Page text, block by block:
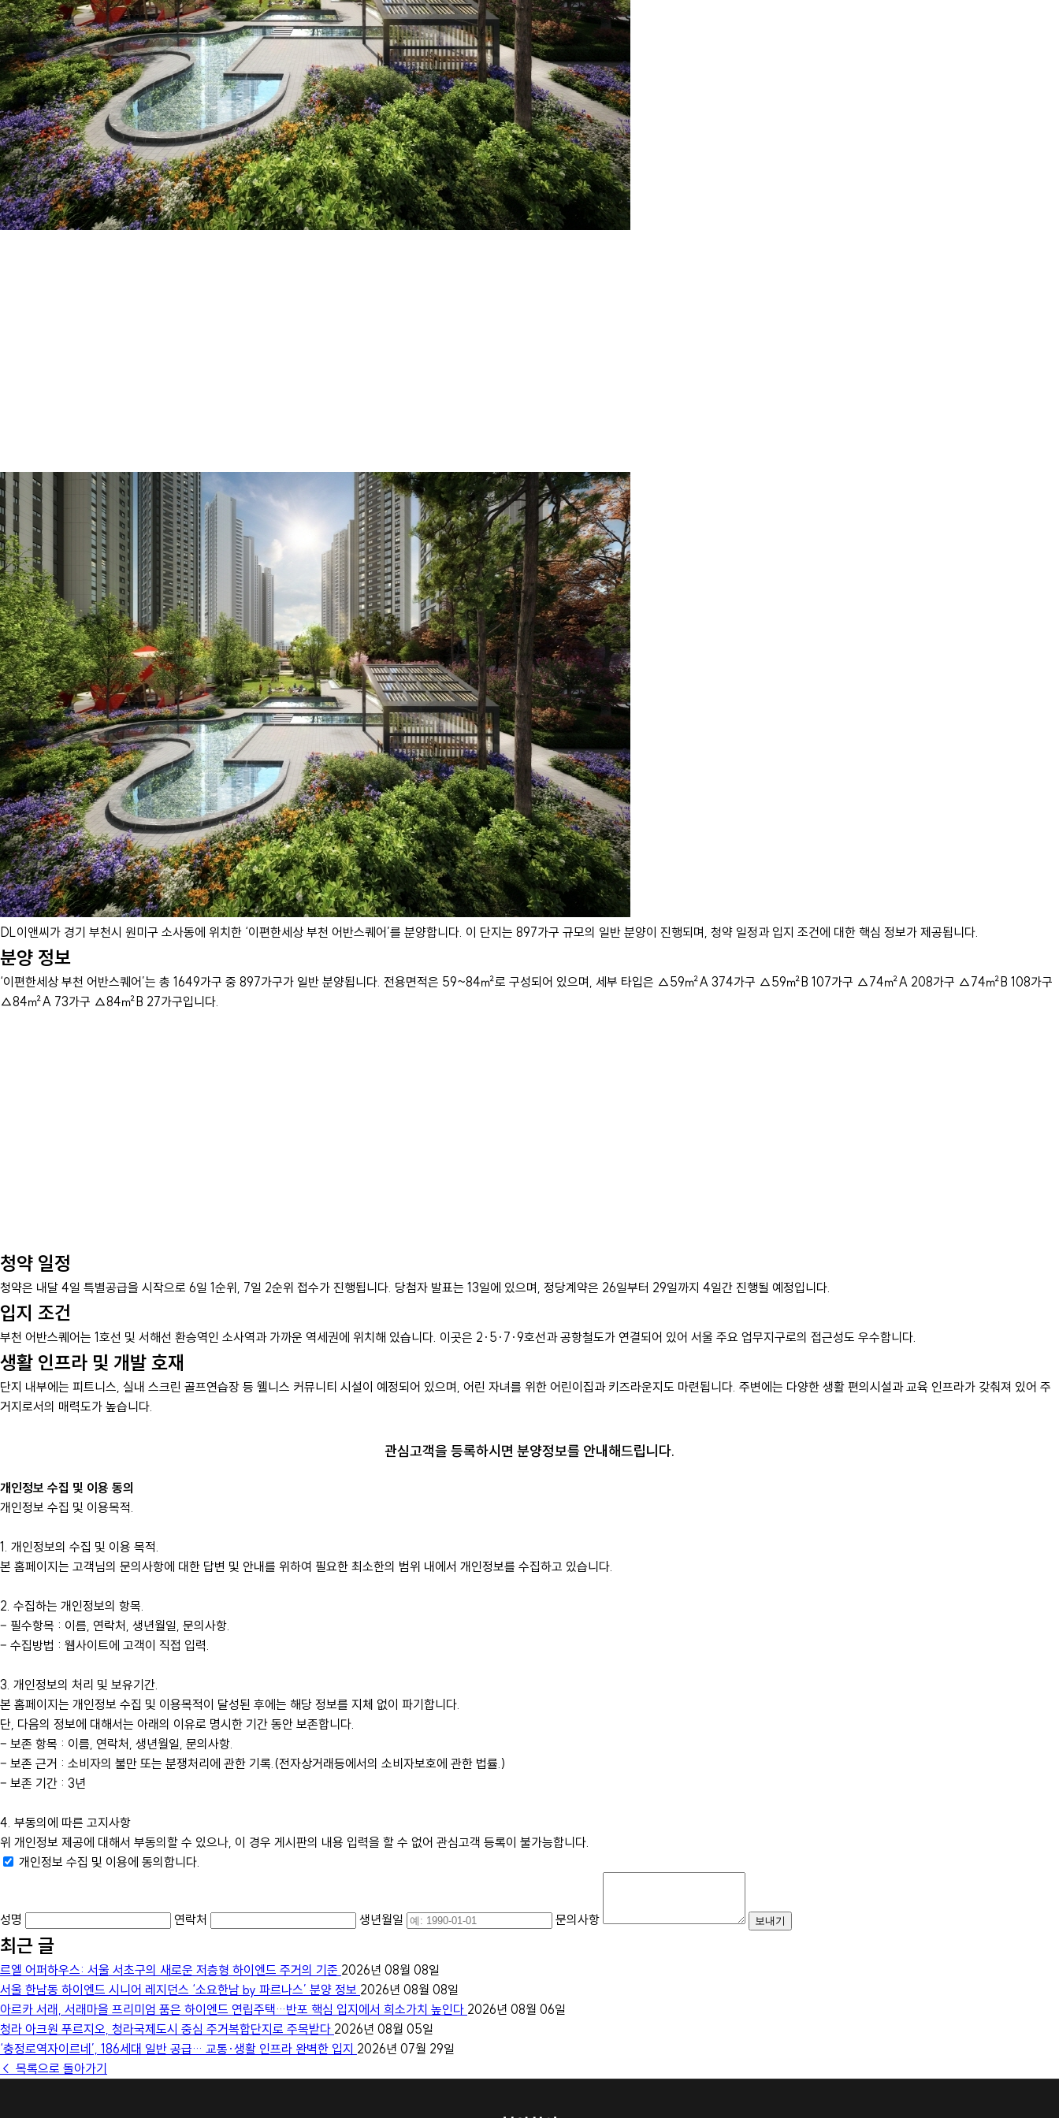
DL이앤씨가 경기 부천시 원미구 소사동에 위치한 ‘이편한세상 부천 어반스퀘어’를 분양합니다. 이 단지는 897가구 규모의 일반 분양이 진행되며, 청약 일정과 입지 조건에 대한 핵심 정보가 제공됩니다.
분양 정보
‘이편한세상 부천 어반스퀘어’는 총 1649가구 중 897가구가 일반 분양됩니다. 전용면적은 59~84㎡로 구성되어 있으며, 세부 타입은 △59㎡A 374가구 △59㎡B 107가구 △74㎡A 208가구 △74㎡B 108가구
△84㎡A 73가구 △84㎡B 27가구입니다.
청약 일정
청약은 내달 4일 특별공급을 시작으로 6일 1순위, 7일 2순위 접수가 진행됩니다. 당첨자 발표는 13일에 있으며, 정당계약은 26일부터 29일까지 4일간 진행될 예정입니다.
입지 조건
부천 어반스퀘어는 1호선 및 서해선 환승역인 소사역과 가까운 역세권에 위치해 있습니다. 이곳은 2·5·7·9호선과 공항철도가 연결되어 있어 서울 주요 업무지구로의 접근성도 우수합니다.
생활 인프라 및 개발 호재
단지 내부에는 피트니스, 실내 스크린 골프연습장 등 웰니스 커뮤니티 시설이 예정되어 있으며, 어린 자녀를 위한 어린이집과 키즈라운지도 마련됩니다. 주변에는 다양한 생활 편의시설과 교육 인프라가 갖춰져 있어 주
거지로서의 매력도가 높습니다.
관심고객을 등록하시면 분양정보를 안내해드립니다.
개인정보 수집 및 이용 동의
개인정보 수집 및 이용목적.
1. 개인정보의 수집 및 이용 목적.
본 홈페이지는 고객님의 문의사항에 대한 답변 및 안내를 위하여 필요한 최소한의 범위 내에서 개인정보를 수집하고 있습니다.
2. 수집하는 개인정보의 항목.
– 필수항목 : 이름, 연락처, 생년월일, 문의사항.
– 수집방법 : 웹사이트에 고객이 직접 입력.
3. 개인정보의 처리 및 보유기간.
본 홈페이지는 개인정보 수집 및 이용목적이 달성된 후에는 해당 정보를 지체 없이 파기합니다.
단, 다음의 정보에 대해서는 아래의 이유로 명시한 기간 동안 보존합니다.
– 보존 항목 : 이름, 연락처, 생년월일, 문의사항.
– 보존 근거 : 소비자의 불만 또는 분쟁처리에 관한 기록.(전자상거래등에서의 소비자보호에 관한 법률.)
– 보존 기간 : 3년
4. 부동의에 따른 고지사항
위 개인정보 제공에 대해서 부동의할 수 있으나, 이 경우 게시판의 내용 입력을 할 수 없어 관심고객 등록이 불가능합니다.
개인정보 수집 및 이용에 동의합니다.
성명 연락처 생년월일 문의사항
최근 글
르엘 어퍼하우스: 서울 서초구의 새로운 저층형 하이엔드 주거의 기준 2026년 08월 08일
서울 한남동 하이엔드 시니어 레지던스 ‘소요한남 by 파르나스’ 분양 정보 2026년 08월 08일
아르카 서래, 서래마을 프리미엄 품은 하이엔드 연립주택…반포 핵심 입지에서 희소가치 높인다 2026년 08월 06일
청라 아크원 푸르지오, 청라국제도시 중심 주거복합단지로 주목받다 2026년 08월 05일
‘충정로역자이르네’, 186세대 일반 공급… 교통·생활 인프라 완벽한 입지 2026년 07월 29일
← 목록으로 돌아가기